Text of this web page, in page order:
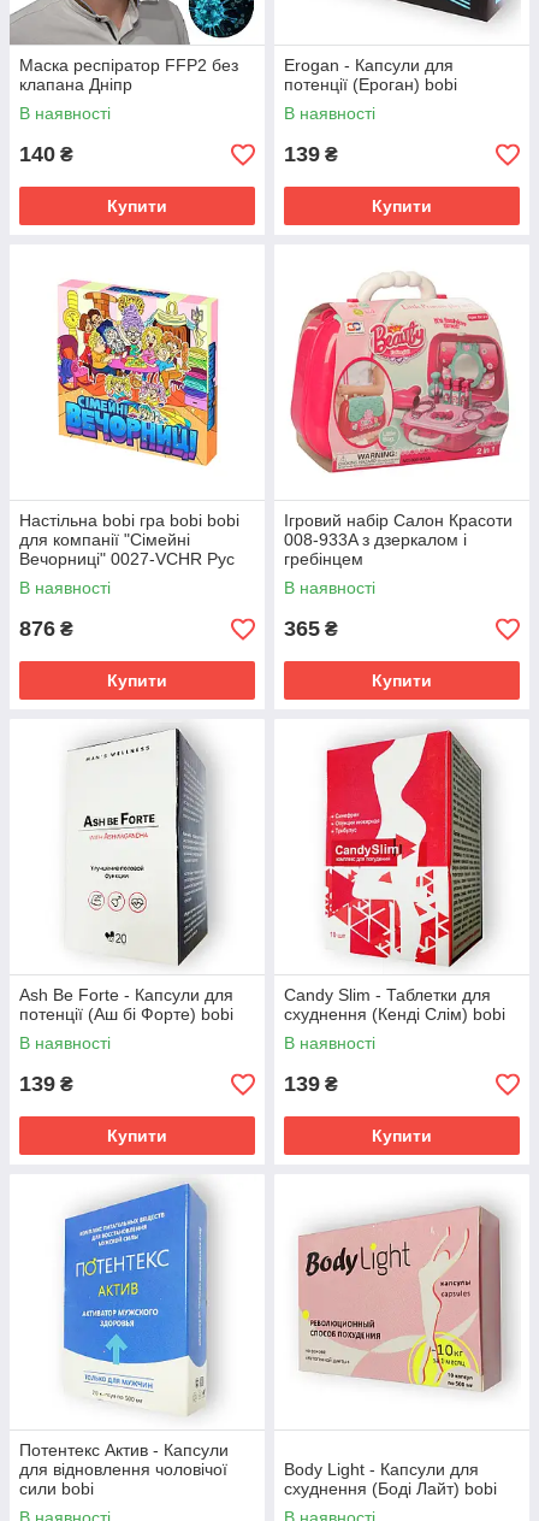
Маска респіратор FFP2 без
клапана Дніпр
В наявності
140 ₴
Купити
Erogan - Капсули для
потенції (Ероган) bobi
В наявності
139 ₴
Купити
Настільна bobi гра bobi bobi
для компанії "Сімейні
Вечорниці" 0027-VCHR Рус
В наявності
876 ₴
Купити
Ігровий набір Салон Красоти
008-933A з дзеркалом і
гребінцем
В наявності
365 ₴
Купити
Ash Be Forte - Капсули для
потенції (Аш бі Форте) bobi
В наявності
139 ₴
Купити
Сandy Slim - Таблетки для
схуднення (Кенді Слім) bobi
В наявності
139 ₴
Купити
Потентекс Актив - Капсули
для відновлення чоловічої
сили bobi
Body Light - Капсули для
схуднення (Боді Лайт) bobi